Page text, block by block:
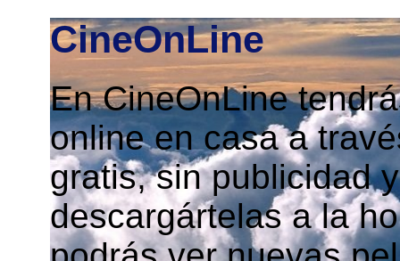
CineOnLine
En CineOnLine
online en casa a
gratis, sin publicidad
descargártelas a la